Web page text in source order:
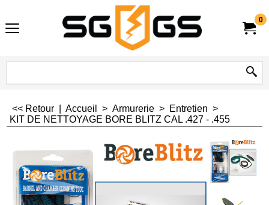
0
<< Retour Accueil > Armurerie > Entretien >
KIT DE NETTOYAGE BORE BLITZ CAL .427 - .455